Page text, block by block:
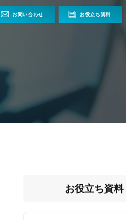
お問い合わせ お役立ち資料
お役立ち資料